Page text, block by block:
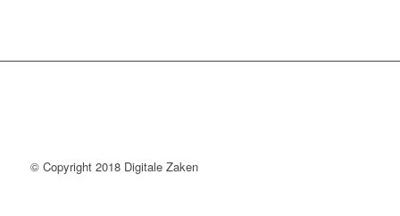
© Copyright 2018 Digitale Zaken